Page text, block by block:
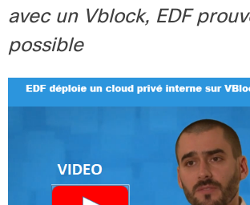
avec un Vblock, EDF
possible